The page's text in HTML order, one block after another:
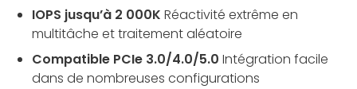
IOPS jusqu’à 2 000K Réactivité extrême en
multitâche et traitement aléatoire
Compatible PCIe 3.0/4.0/5.0 Intégration facile
dans de nombreuses configurations